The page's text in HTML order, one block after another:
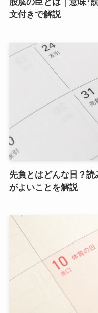
文付きで解説
先負とはどんな日？
がよいことを解説